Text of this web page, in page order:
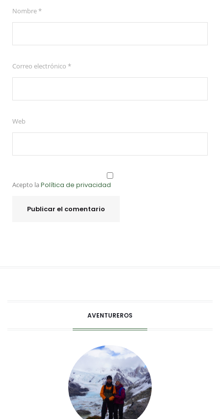
Nombre*
Correo electrónico *
Web
Acepto la Política de privacidad
AVENTUREROS